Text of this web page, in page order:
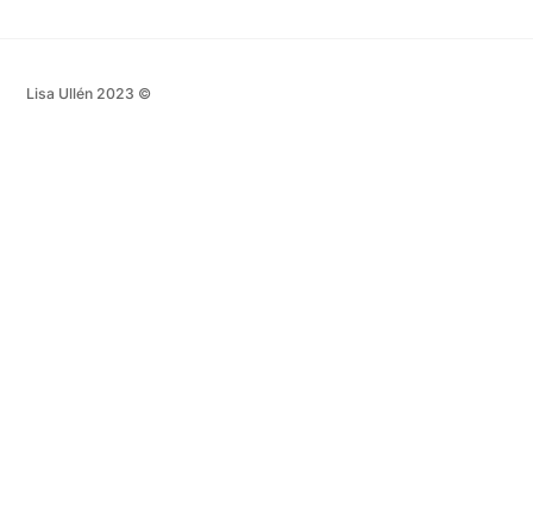
Lisa Ullén 2023 ©